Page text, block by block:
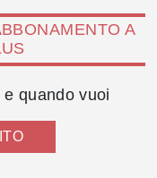
A
quando vuoi